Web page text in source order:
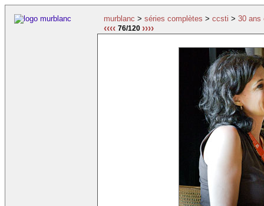
murblanc > séries complètes > ccsti > 30 ans
‹‹‹‹ 76/120 ››››